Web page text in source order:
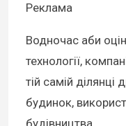
Реклама
Водночас аби
технології,
тій самій ділянці
будинок,